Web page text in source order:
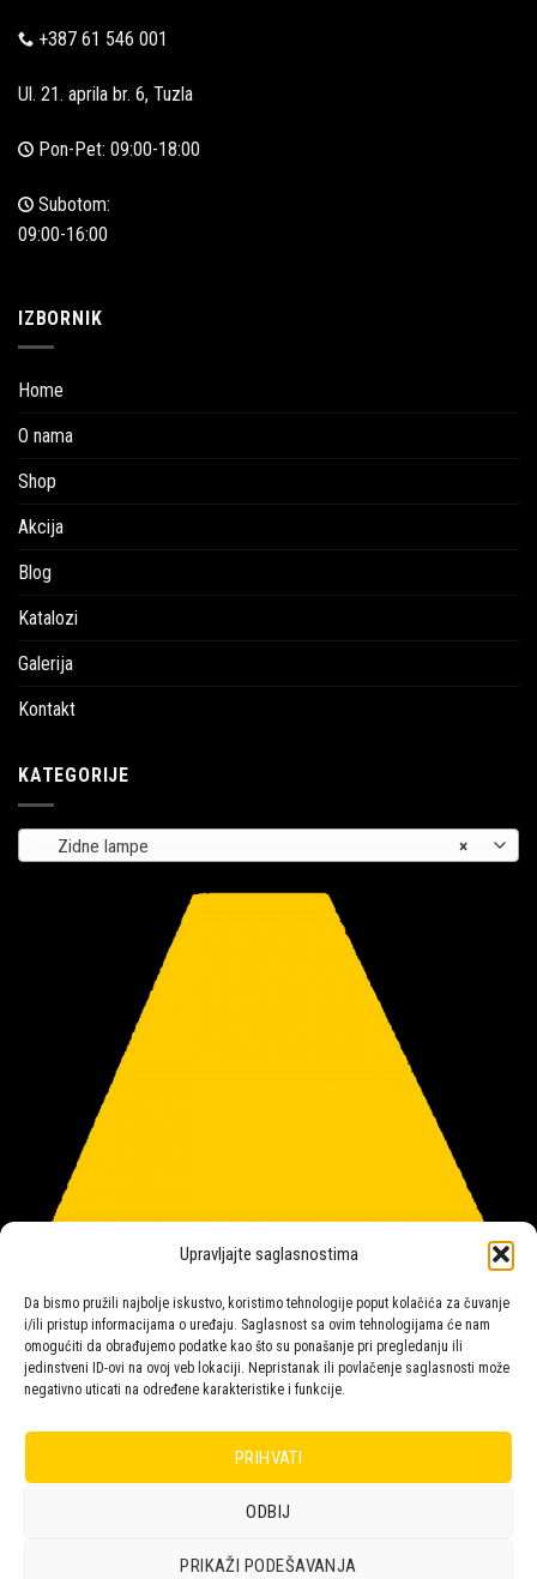
Upravljajte saglasnostima
Da bismo pružili najbolje iskustvo, koristimo tehnologije poput kolačića za čuvanje
i/ili pristup informacijama o uređaju. Saglasnost sa ovim tehnologijama će nam
omogućiti da obrađujemo podatke kao što su ponašanje pri pregledanju ili
jedinstveni ID-ovi na ovoj veb lokaciji. Nepristanak ili povlačenje saglasnosti može
negativno uticati na određene karakteristike i funkcije.
PRIHVATI
ODBIJ
PRIKAŽI PODEŠAVANJA
+387 61 546 001
Ul. 21. aprila br. 6, Tuzla
Pon-Pet: 09:00-18:00
Subotom:
09:00-16:00
IZBORNIK
Home
O nama
Shop
Akcija
Blog
Katalozi
Galerija
Kontakt
KATEGORIJE
×
Zidne lampe